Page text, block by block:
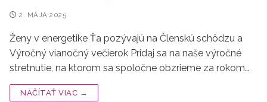
2. MÁJA 2025
Ženy v energetike Ťa pozývajú na Členskú schôdzu a
Výročný vianočný večierok Pridaj sa na naše výročné
stretnutie, na ktorom sa spoločne obzrieme za rokom…
NAČÍTAŤ VIAC →